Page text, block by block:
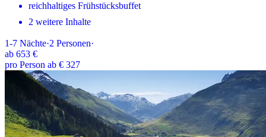
reichhaltiges Frühstücksbuffet
2 weitere Inhalte
1-7 Nächte·2 Personen·
ab 653 €
pro Person ab € 327